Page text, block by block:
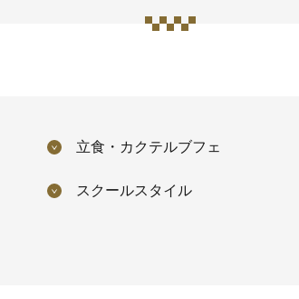
立食・カクテルブフェ
スクールスタイル